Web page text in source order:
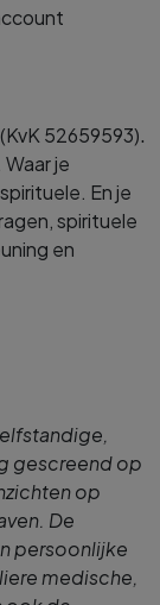
52659593).
je
En je
spirituele
en
gescreend op
op
De
persoonlijke
medische,